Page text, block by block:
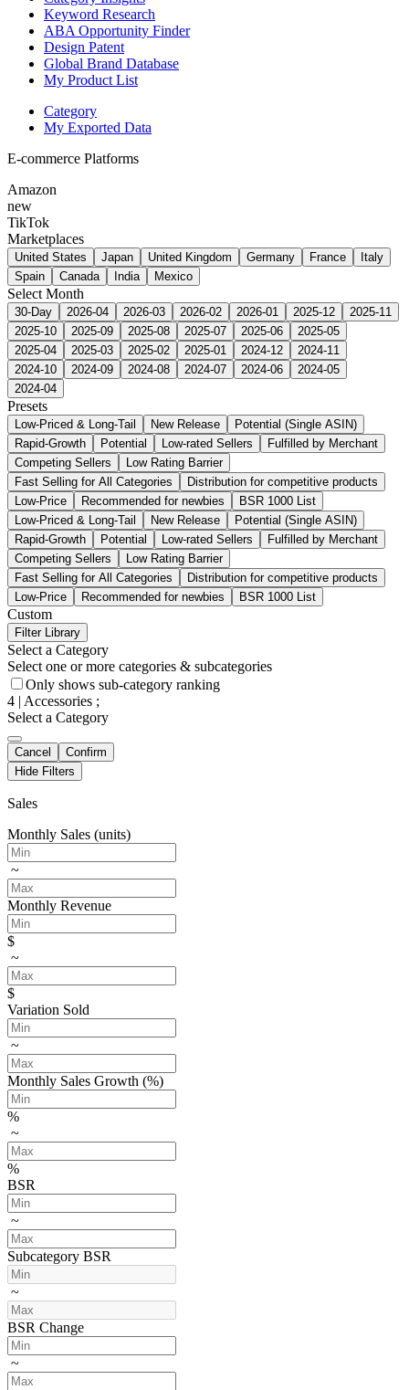
Keyword Research
ABA Opportunity Finder
Design Patent
Global Brand Database
My Product List
Category
My Exported Data
E-commerce Platforms
Amazon
new
TikTok
Marketplaces
United States Japan United Kingdom Germany France
Italy
Spain
Canada India Mexico
Select Month
30-Day 2026-04 2026-03 2026-02 2026-01 2025-12
2025-11
2025-10
2025-09 2025-08 2025-07 2025-06
2025-05
2025-04
2025-03 2025-02 2025-01 2024-12
2024-11
2024-10
2024-09 2024-08 2024-07 2024-06
2024-05
2024-04
Presets
Low-Priced & Long-Tail New Release
Potential (Single ASIN)
Rapid-Growth
Potential Low-rated Sellers
Fulfilled by Merchant
Competing Sellers
Low Rating Barrier
Fast Selling for All Categories
Distribution for competitive products
Low-Price
Recommended for newbies
BSR 1000 List
Low-Priced & Long-Tail
New Release
Potential (Single ASIN)
Rapid-Growth
Potential Low-rated Sellers
Fulfilled by Merchant
Competing Sellers
Low Rating Barrier
Fast Selling for All Categories
Distribution for competitive products
Low-Price
Recommended for newbies BSR 1000 List
Custom
Filter Library
Select a Category
Select one or more categories & subcategories
Only shows sub-category ranking
4 | Accessories ;
Select a Category
Cancel
Confirm
Hide Filters
Sales
Monthly Sales (units)
~
Monthly Revenue
$
~
$
Variation Sold
~
Monthly Sales Growth (%)
%
~
%
BSR
~
Subcategory BSR
~
BSR Change
~